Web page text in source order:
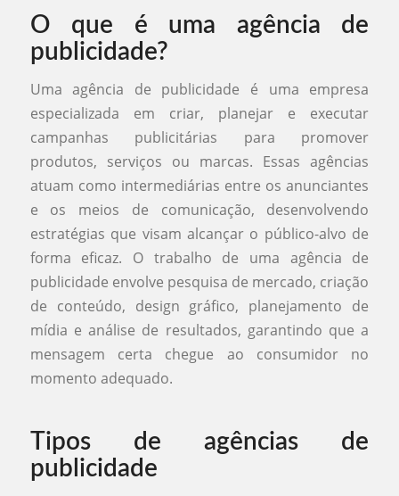
O que é uma agência de
publicidade?
Uma agência de publicidade é uma empresa
especializada em criar, planejar e executar
campanhas publicitárias para promover
produtos, serviços ou marcas. Essas agências
atuam como intermediárias entre os anunciantes
e os meios de comunicação, desenvolvendo
estratégias que visam alcançar o público-alvo de
forma eficaz. O trabalho de uma agência de
publicidade envolve pesquisa de mercado, criação
de conteúdo, design gráfico, planejamento de
mídia e análise de resultados, garantindo que a
mensagem certa chegue ao consumidor no
momento adequado.
Tipos de agências de
publicidade